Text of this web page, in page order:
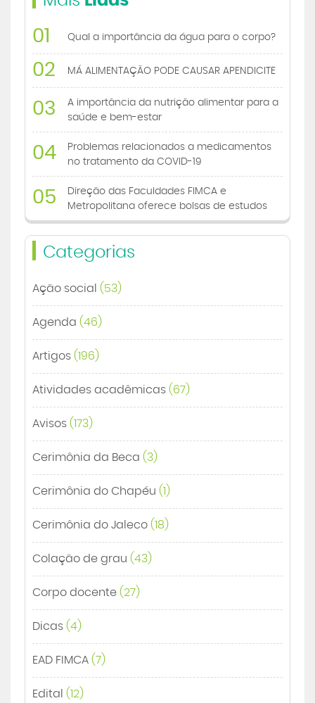
01 Qual a importância da água para o corpo?
02 MÁ ALIMENTAÇÃO PODE CAUSAR APENDICITE
03
A importância da nutrição alimentar para a
saúde e bem-estar
04
Problemas relacionados a medicamentos
no tratamento da COVID-19
05
Direção das Faculdades FIMCA e
Metropolitana oferece bolsas de estudos
Categorias
Ação social (53)
Agenda (46)
Artigos (196)
Atividades acadêmicas (67)
Avisos (173)
Cerimônia da Beca (3)
Cerimônia do Chapéu (1)
Cerimônia do Jaleco (18)
Colação de grau (43)
Corpo docente (27)
Dicas (4)
EAD FIMCA (7)
Edital (12)